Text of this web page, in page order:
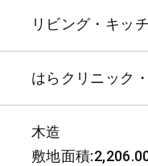
リビング・キッ
はらクリニック
木造
敷地面積